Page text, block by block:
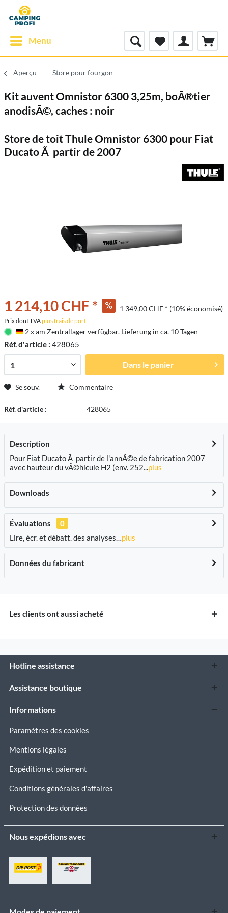
Menu
Aperçu Store pour fourgon
Kit auvent Omnistor 6300 3,25m, boÃ®tier
anodisÃ©, caches : noir
Store de toit Thule Omnistor 6300 pour Fiat
Ducato Ã partir de 2007
1 214,10 CHF * 1 349,00 CHF * (10% économisé)
Prix dont TVAplus frais de port
Deutschland
2 x am Zentrallager verfügbar. Lieferung in ca. 10 Tagen
Réf. d'article : 428065
Dans le panier
Se souv. Commentaire
Réf. d'article : 428065
Description
Pour Fiat Ducato Ã partir de l'annÃ©e de fabrication 2007
avec hauteur du vÃ©hicule H2 (env. 252...plus
Downloads
Évaluations
0
Lire, écr. et débatt. des analyses…plus
Données du fabricant
Les clients ont aussi acheté
Hotline assistance
Assistance boutique
Informations
Paramètres des cookies
Mentions légales
Expédition et paiement
Conditions générales d'affaires
Protection des données
Nous expédions avec